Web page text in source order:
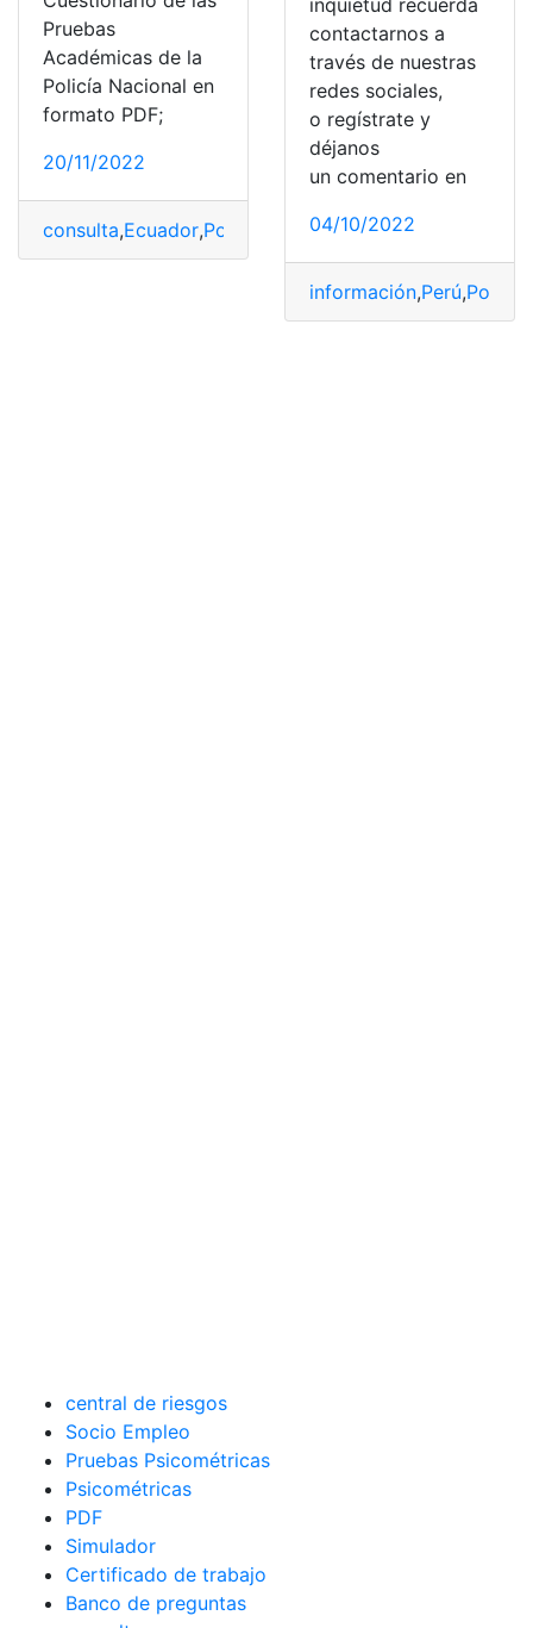
Pruebas
Académicas de la
Policía Nacional en
formato PDF;
20/11/2022
consulta,Ecuador,Policía Ecuatoriana,Policía Nacional
inquietud recuerda
contactarnos a
través de nuestras
redes sociales,
o regístrate y
déjanos
un comentario en
04/10/2022
información,Perú,Policía
central de riesgos
Socio Empleo
Pruebas Psicométricas
Psicométricas
PDF
Simulador
Certificado de trabajo
Banco de preguntas